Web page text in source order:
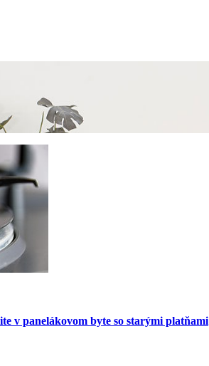
v panelákovom byte so starými platňami